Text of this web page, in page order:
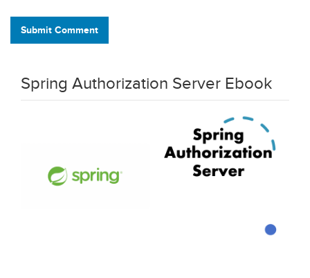
Submit Comment
Spring Authorization Server Ebook